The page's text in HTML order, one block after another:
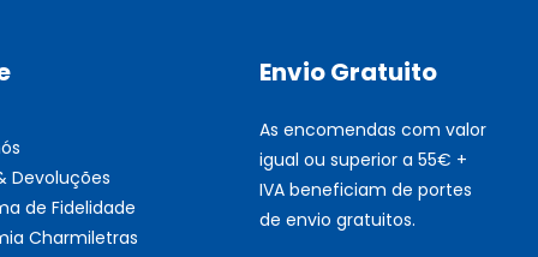
Devoluções
de Fidelidade
Charmiletras
Envio Gratuito
As encomendas com valor
igual ou superior a 55€ +
IVA beneficiam de portes
de envio gratuitos.